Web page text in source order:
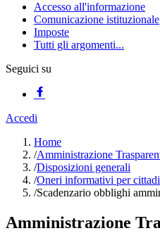
Accesso all'informazione
Comunicazione istituzionale
Imposte
Tutti gli argomenti...
Seguici su
Accedi
Home
/Amministrazione
/Disposizioni generali
/Oneri informativi per
/Scadenzario obblighi
Amministrazione